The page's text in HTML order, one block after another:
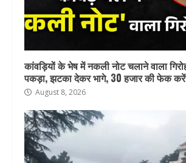
कांवड़ियों के भेष में नकली नोट चलाने वाला
पकड़ा, झटका देकर भागे, 30 हजार की फेक
August 8, 2026